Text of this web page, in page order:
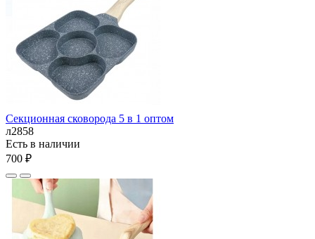
Секционная сковорода 5 в 1 оптом
л2858
Есть в наличии
700 ₽